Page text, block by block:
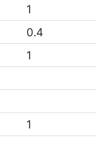
1
0.4
1
1